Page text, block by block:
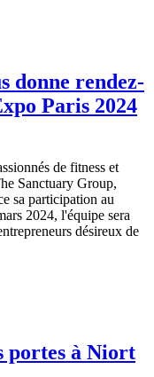
donne rendez-
Paris 2024
de fitness et
Sanctuary Group,
sa participation au
2024, l'équipe sera
désireux de
portes à Niort